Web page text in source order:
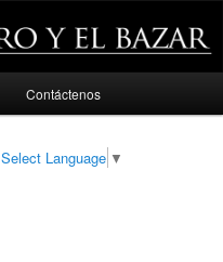
Contáctenos
Select Language ▼